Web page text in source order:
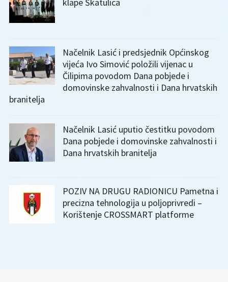
Načelnik Lasić i predsjednik Općinskog
vijeća Ivo Simović položili vijenac u
Čilipima povodom Dana pobjede i
domovinske zahvalnosti i Dana hrvatskih
branitelja
Načelnik Lasić uputio čestitku povodom
Dana pobjede i domovinske zahvalnosti i
Dana hrvatskih branitelja
POZIV NA DRUGU RADIONICU Pametna i
precizna tehnologija u poljoprivredi –
Korištenje CROSSMART platforme